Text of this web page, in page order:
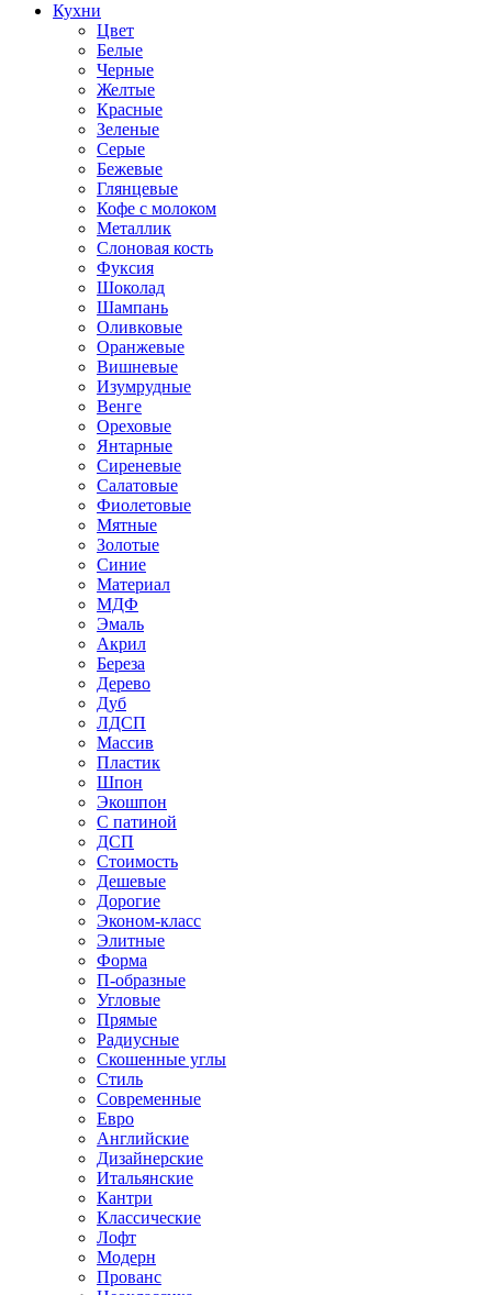
Кухни
Цвет
Белые
Черные
Желтые
Красные
Зеленые
Серые
Бежевые
Глянцевые
Кофе с молоком
Металлик
Слоновая кость
Фуксия
Шоколад
Шампань
Оливковые
Оранжевые
Вишневые
Изумрудные
Венге
Ореховые
Янтарные
Сиреневые
Салатовые
Фиолетовые
Мятные
Золотые
Синие
Материал
МДФ
Эмаль
Акрил
Береза
Дерево
Дуб
ЛДСП
Массив
Пластик
Шпон
Экошпон
С патиной
ДСП
Стоимость
Дешевые
Дорогие
Эконом-класс
Элитные
Форма
П-образные
Угловые
Прямые
Радиусные
Скошенные углы
Стиль
Современные
Евро
Английские
Дизайнерские
Итальянские
Кантри
Классические
Лофт
Модерн
Прованс